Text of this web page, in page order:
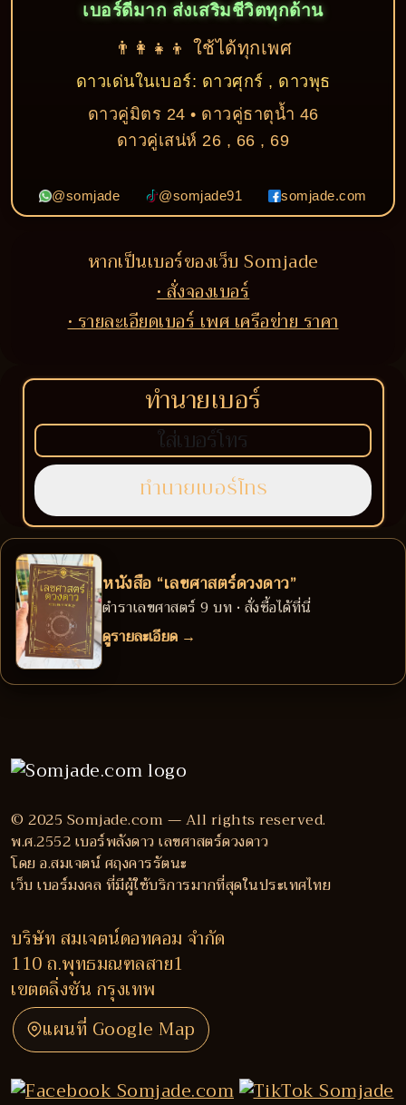
เบอร์ดีมาก ส่งเสริมชีวิตทุกด้าน
👨‍👩‍👧‍👦 ใช้ได้ทุกเพศ
ดาวเด่นในเบอร์: ดาวศุกร์ , ดาวพุธ
ดาวคู่มิตร 24 • ดาวคู่ธาตุน้ำ 46
ดาวคู่เสน่ห์ 26 , 66 , 69
@somjade @somjade91 somjade.com
หากเป็นเบอร์ของเว็บ Somjade
• สั่งจองเบอร์
• รายละเอียดเบอร์ เพศ เครือข่าย ราคา
ทำนายเบอร์
หนังสือ “เลขศาสตร์ดวงดาว”
ตำราเลขศาสตร์ 9 บท • สั่งซื้อได้ที่นี่
ดูรายละเอียด →
© 2025 Somjade.com — All rights reserved.
พ.ศ.2552 เบอร์พลังดาว เลขศาสตร์ดวงดาว
โดย อ.สมเจตน์ ศฤงคารรัตนะ
เว็บ เบอร์มงคล ที่มีผู้ใช้บริการมากที่สุดในประเทศไทย
บริษัท สมเจตน์ดอทคอม จำกัด
110 ถ.พุทธมณฑลสาย1
เขตตลิ่งชัน กรุงเทพ
แผนที่ Google Map